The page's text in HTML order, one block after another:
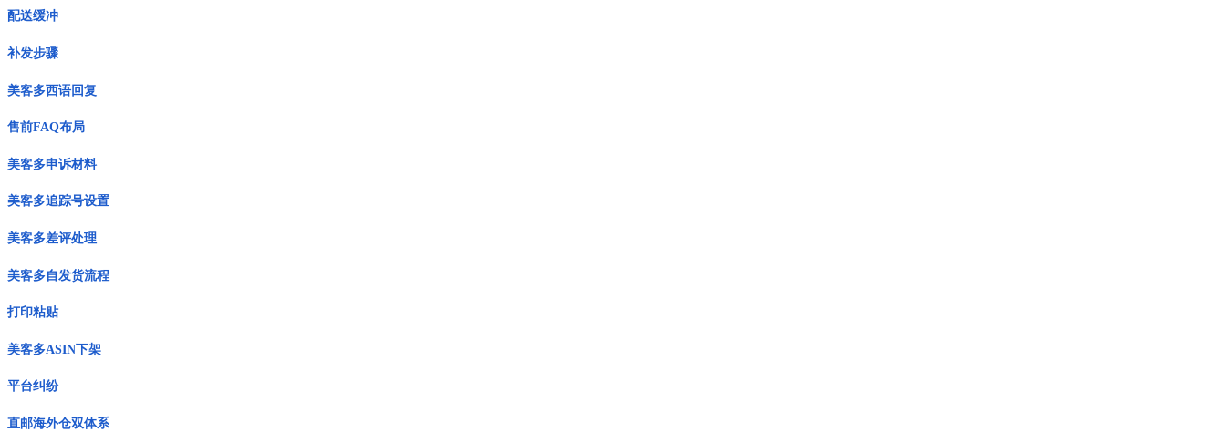
配送缓冲
补发步骤
美客多西语回复
售前FAQ布局
美客多申诉材料
美客多追踪号设置
美客多差评处理
美客多自发货流程
打印粘贴
美客多ASIN下架
平台纠纷
直邮海外仓双体系